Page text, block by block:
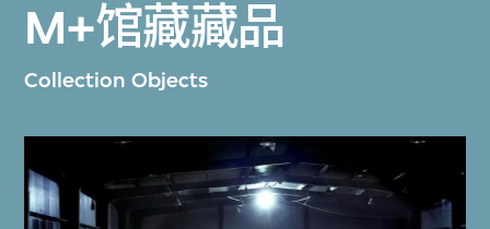
M+馆藏藏品
Collection Objects